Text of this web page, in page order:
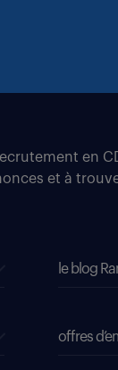
en
et à
le blog
offres